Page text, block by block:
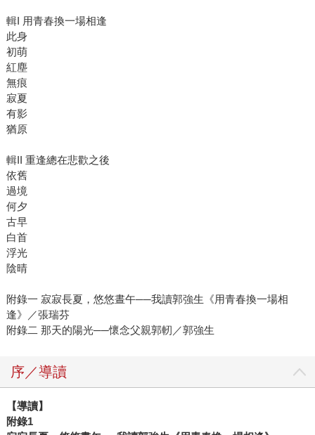
輯I 用青春換一場相逢
此身
初萌
紅塵
無痕
寂夏
有影
猶原
輯II 重逢總在悲歡之後
依舊
過境
何夕
古早
白首
浮光
陰晴
附錄一 寂寂長夏，悠悠晝午──我讀郭強生《用青春換一場相
逢》／張瑞芬
附錄二 那天的陽光──懷念父親郭軔／郭強生
序／導讀
【導讀】
附錄1